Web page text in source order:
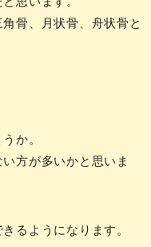
骨、月状骨、舟状骨と
か。
方が多いかと思いま
るようになります。